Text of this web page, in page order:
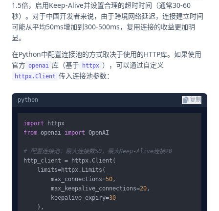
1.5倍，启用Keep-Alive并设置合理的超时时间（通常30-60
秒）。对于中国开发者来说，由于跨境网络延迟，连接建立时间
可能从平均50ms增加到300-500ms，复用连接的收益更加明
显。
在Python中配置连接池的方式取决于使用的HTTP库。如果使用
官方 openai 库（基于 httpx ），可以通过自定义
httpx.Client 传入连接池参数：
python 复制
import
from openai import OpenAI
# 配置连接池：最大连接数50，最大Keep-Alive连接20
http_client = httpx.Client(
    limits=httpx.Limits(
        max_connections=
50,
        max_keepalive_connections=
20,
        keepalive_expiry=
30
    ),